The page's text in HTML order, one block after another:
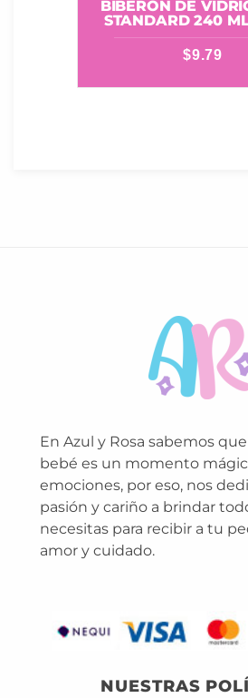
BIBERON DE
STANDARD 240
PIGEON
$9.79
En Azul y Rosa sabemos
bebé es un momento
emociones, por eso, nos
pasión y cariño a brindar
necesitas para recibir a tu
amor y cuidado.
NUESTRAS